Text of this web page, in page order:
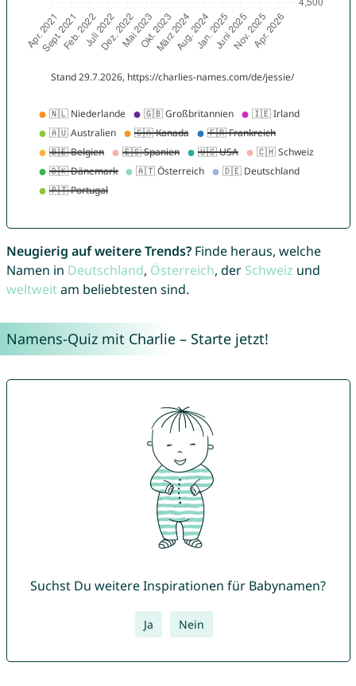
Neugierig auf weitere Trends?Finde heraus, welche
Namen in Deutschland, Österreich, der Schweiz und
weltweitam beliebtesten sind.
Namens-Quiz mit Charlie – Starte jetzt!
Suchst Du weitere Inspirationen für Babynamen?
Ja Nein